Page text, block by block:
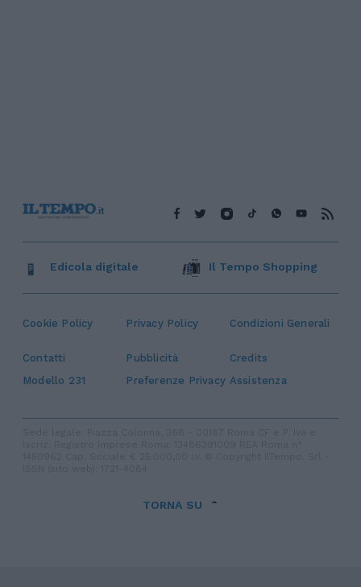
Cookie Policy Privacy Policy Condizioni Generali
Contatti Pubblicità
Credits
Modello 231
Preferenze Privacy Assistenza
Edicola digitale Il Tempo Shopping
TORNA SU